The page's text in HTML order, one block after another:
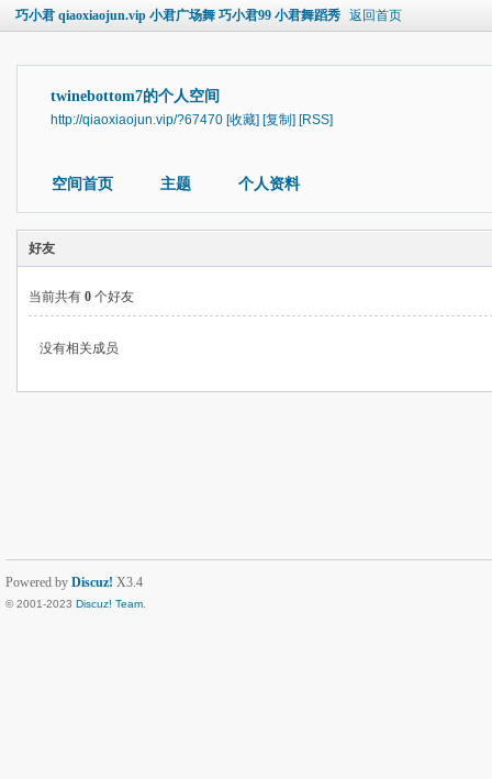
巧小君 qiaoxiaojun.vip 小君广场舞 巧小君99 小君舞蹈秀 返回首页
twinebottom7的个人空间
http://qiaoxiaojun.vip/?67470 [收藏] [复制] [RSS]
空间首页 主题 个人资料
好友
当前共有 0 个好友
没有相关成员
Powered by Discuz! X3.4
© 2001-2023 Discuz! Team